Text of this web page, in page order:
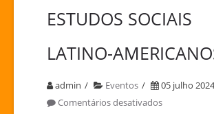
ESTUDOS SOCIAIS
LATINO-
admin Eventos
05 julho 2024
Comentários desativadosem